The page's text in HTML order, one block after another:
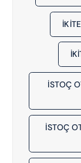
İSTOÇ
İSTOÇ